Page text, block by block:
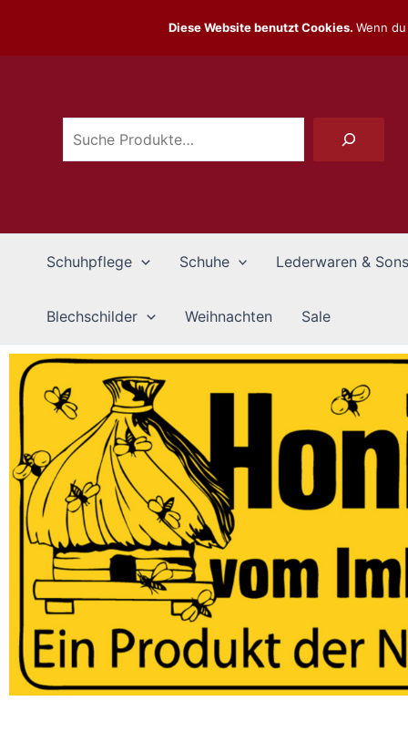
springen Suchen
Schuhpflege Schuhe Lederwaren &
Blechschilder Weihnachten Sale
Diese Website benutzt Cookies. Wenn